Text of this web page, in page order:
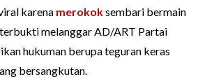
karena merokoksembari bermain
melanggar AD/ART Partai
hukuman berupa teguran keras
bersangkutan.